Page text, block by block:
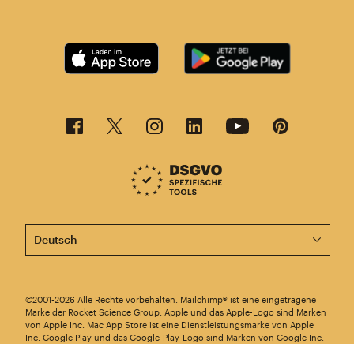
Diese Seite ist jetzt auch in anderen Sprachen
©2001-2026 Alle Rechte vorbehalten. Mailchimp® ist eine eingetragene
Marke der Rocket Science Group. Apple und das Apple-Logo sind Marken
von Apple Inc. Mac App Store ist eine Dienstleistungsmarke von Apple
Inc. Google Play und das Google-Play-Logo sind Marken von Google Inc.